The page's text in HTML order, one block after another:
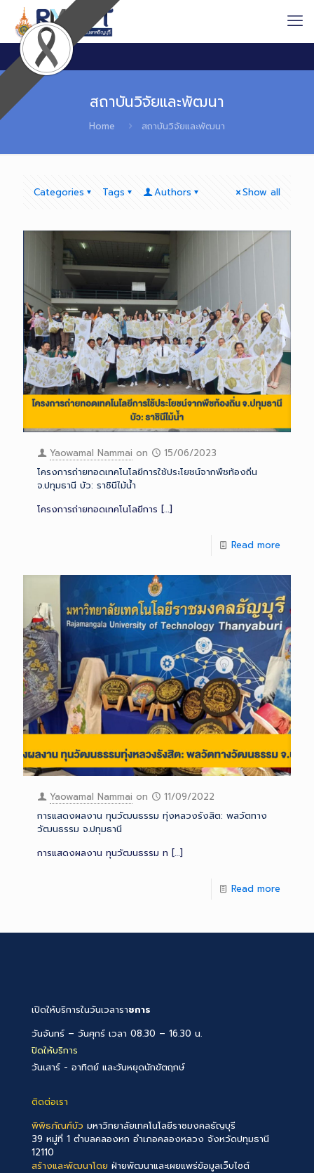
สถาบันวิจัยและพัฒนา
Home สถาบันวิจัยและพัฒนา
Categories Tags Authors Show all
Yaowamal Nammai on
15/06/2023
โครงการถ่ายทอดเทคโนโลยีการใช้ประโยชน์จากพืชท้องถิ่น
จ.ปทุมธานี บัว: ราชินีไม้น้ำ
โครงการถ่ายทอดเทคโนโลยีการ […]
Read more
Yaowamal Nammai on
11/09/2022
การแสดงผลงาน ทุนวัฒนธรรม ทุ่งหลวงรังสิต: พลวัตทาง
วัฒนธรรม จ.ปทุมธานี
การแสดงผลงาน ทุนวัฒนธรรม ท […]
Read more
เปิดให้บริการในวันเวลาราชการ
วันจันทร์ – วันศุกร์ เวลา 08.30 – 16.30 น.
ปิดให้บริการ
วันเสาร์ - อาทิตย์ และวันหยุดนักขัตฤกษ์
ติดต่อเรา
พิพิธภัณฑ์บัว มหาวิทยาลัยเทคโนโลยีราชมงคลธัญบุรี
39 หมู่ที่ 1 ตำบลคลองหก อำเภอคลองหลวง จังหวัดปทุมธานี
12110
สร้างและพัฒนาโดย ฝ่ายพัฒนาและเผยแพร่ข้อมูลเว็บไซต์